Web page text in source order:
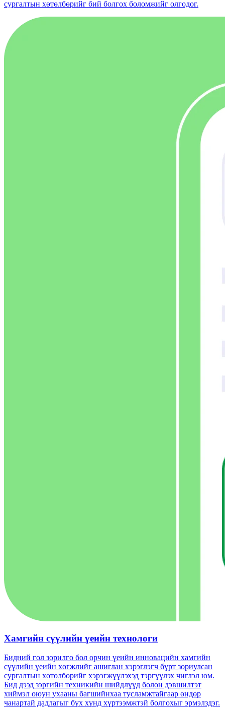
сургалтын хөтөлбөрийг бий болгох боломжийг олгодог.
Хамгийн сүүлийн үеийн технологи
Бидний гол зорилго бол орчин үеийн инновацийн хамгийн
сүүлийн үеийн хөгжлийг ашиглан хэрэглэгч бүрт зориулсан
сургалтын хөтөлбөрийг хэрэгжүүлэхэд тэргүүлэх чиглэл юм.
Бид дээд зэргийн техникийн шийдлүүд болон дэвшилтэт
хиймэл оюун ухааны багшийнхаа тусламжтайгаар өндөр
чанартай дадлагыг бүх хүнд хүртээмжтэй болгохыг эрмэлздэг.